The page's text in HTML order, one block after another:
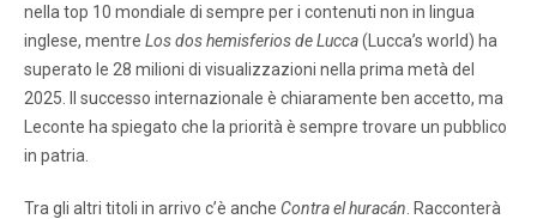
nella top 10 mondiale di sempre per i contenuti non in lingua
inglese, mentre Los dos hemisferios de Lucca(Lucca’s world) ha
superato le 28 milioni di visualizzazioni nella prima metà del
2025. Il successo internazionale è chiaramente ben accetto, ma
Leconte ha spiegato che la priorità è sempre trovare un pubblico
in patria.
Tra gli altri titoli in arrivo c’è anche Contra el huracán . Racconterà